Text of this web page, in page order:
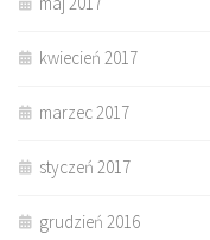
kwiecień 2017
marzec 2017
styczeń 2017
grudzień 2016